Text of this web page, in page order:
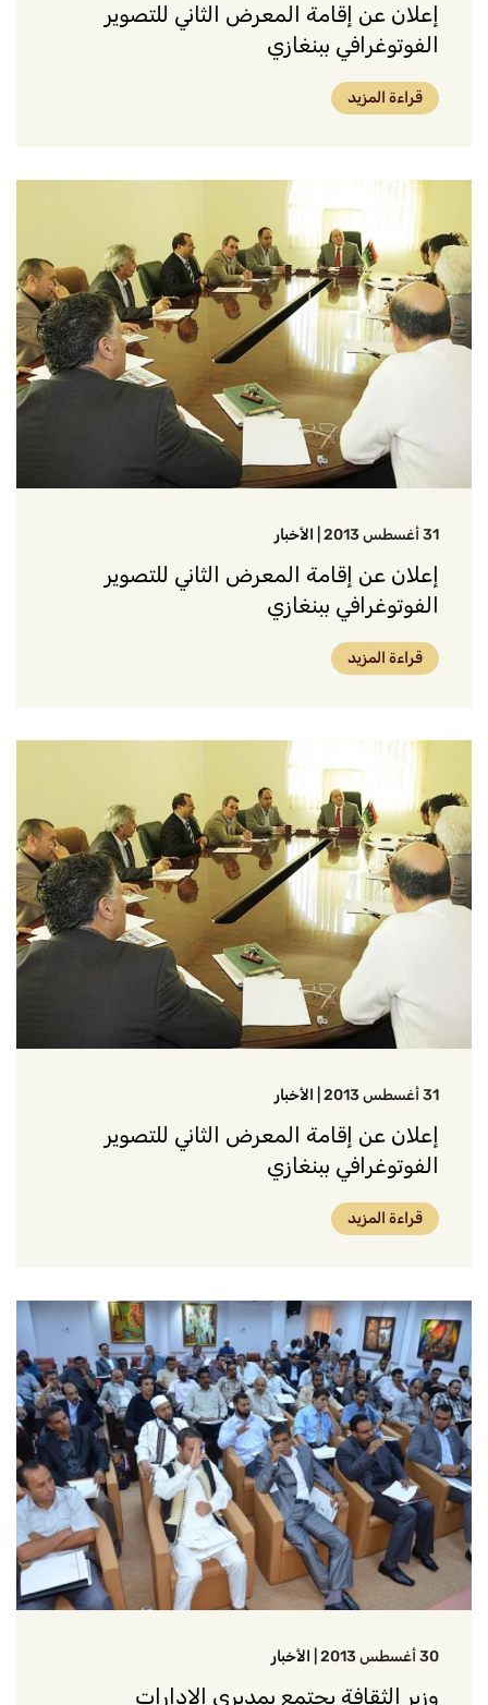
إعلان عن إقامة المعرض الثاني للتصوير
الفوتوغرافي ببنغازي
قراءة المزيد
31 أغسطس 2013 الأخبار
إعلان عن إقامة المعرض الثاني للتصوير
الفوتوغرافي ببنغازي
قراءة المزيد
31 أغسطس 2013 الأخبار
إعلان عن إقامة المعرض الثاني للتصوير
الفوتوغرافي ببنغازي
قراءة المزيد
30 أغسطس 2013 الأخبار
وزير الثقافة يجتمع بمديري الإدارات